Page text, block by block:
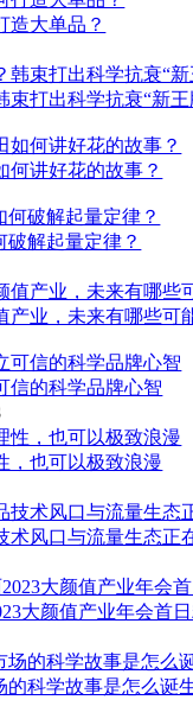
造大单品？
束打出科学抗衰“新王
何讲好花的故事？
破解起量定律？
产业，未来有哪些可
信的科学品牌心智
，也可以极致浪漫
术风口与流量生态正
大颜值产业年会首
的科学故事是怎么诞